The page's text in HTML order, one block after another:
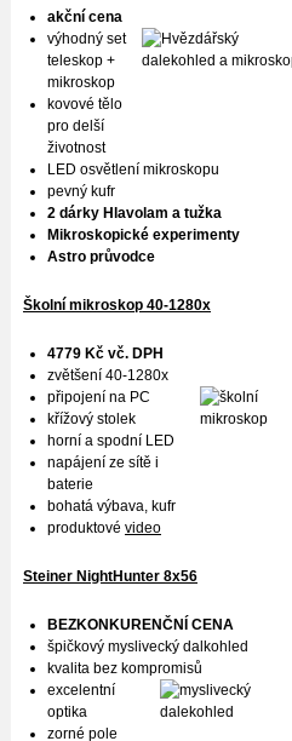
akční cena
výhodný set
teleskop +
mikroskop
kovové tělo
pro delší
životnost
LED osvětlení mikroskopu
pevný kufr
2 dárky Hlavolam a tužka
Mikroskopické experimenty
Astro průvodce
Školní mikroskop 40-1280x
4779 Kč vč. DPH
zvětšení 40-1280x
připojení na PC
křížový stolek
horní a spodní LED
napájení ze sítě i
baterie
bohatá výbava, kufr
produktové video
Steiner NightHunter 8x56
BEZKONKURENČNÍ CENA
špičkový myslivecký dalkohled
kvalita bez kompromisů
excelentní
optika
zorné pole